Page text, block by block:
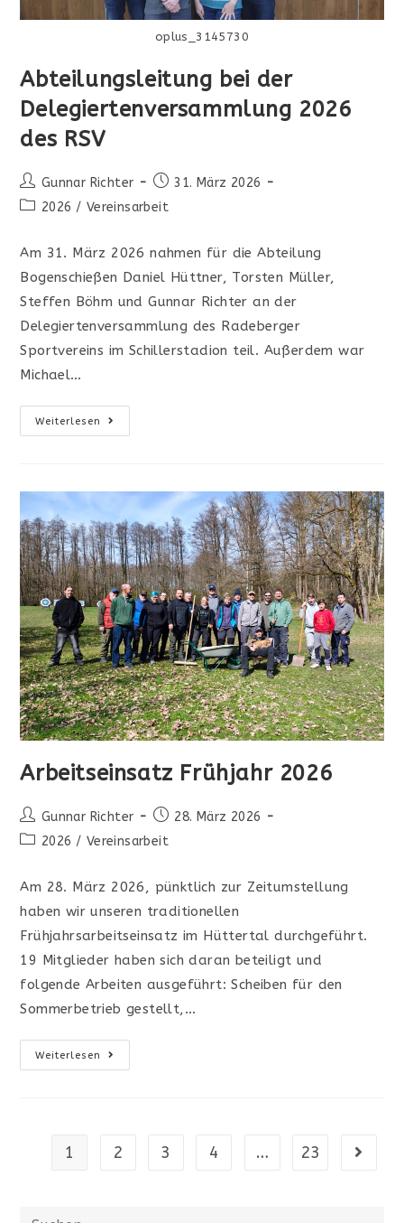
oplus_3145730
Abteilungsleitung bei der
Delegiertenversammlung 2026
des RSV
Beitrags-
Autor:
Gunnar Richter
Beitrag
veröffentlicht:
31. März 2026
Beitrags-
2026 / Vereinsarbeit
Am 31. März 2026 nahmen für die Abteilung
Bogenschießen Daniel Hüttner, Torsten Müller,
Steffen Böhm und Gunnar Richter an der
Delegiertenversammlung des Radeberger
Sportvereins im Schillerstadion teil. Außerdem war
Michael…
Weiterlesen
Abteilungsleitung
Bei
RSV
Arbeitseinsatz Frühjahr 2026
Beitrags-
Autor:
Gunnar Richter
Beitrag
veröffentlicht:
28. März 2026
Beitrags-
2026 / Vereinsarbeit
Am 28. März 2026, pünktlich zur Zeitumstellung
haben wir unseren traditionellen
Frühjahrsarbeitseinsatz im Hüttertal durchgeführt.
19 Mitglieder haben sich daran beteiligt und
folgende Arbeiten ausgeführt: Scheiben für den
Sommerbetrieb gestellt,…
Weiterlesen
Arbeitseinsatz
Frühjahr
1 2 3 4 … 23 Gehe
Diese